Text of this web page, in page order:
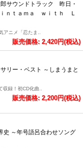
サウンドトラック 昨日・
ｎｔａｍａ ｗｉｔｈ Ｌ
アニメ「忍たま..
販売価格: 2,420円(税込)
リー・ベスト ～しまうまと
録！初CD化曲..
販売価格: 2,200円(税込)
史 ～年号語呂合わせソング